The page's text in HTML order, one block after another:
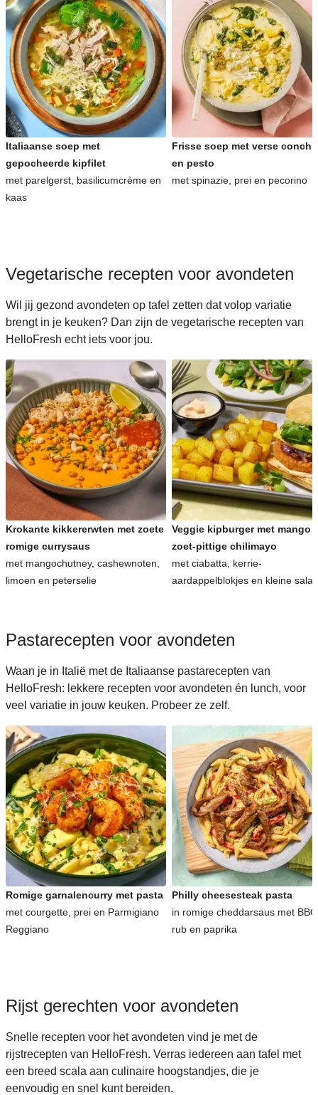
Italiaanse soep met
gepocheerde kipfilet
met parelgerst, basilicumcrème en
kaas
Frisse soep met verse
en pesto
met spinazie, prei en pecorino
Vegetarische recepten voor avondeten
Wil jij gezond avondeten op tafel zetten dat volop variatie
brengt in je keuken? Dan zijn de vegetarische recepten van
HelloFresh echt iets voor jou.
Krokante kikkererwten met zoete
romige currysaus
met mangochutney, cashewnoten,
limoen en peterselie
Veggie kipburger met mango
zoet-pittige chilimayo
met ciabatta, kerrie-
aardappelblokjes en kleine
Pastarecepten voor avondeten
Waan je in Italië met de Italiaanse pastarecepten van
HelloFresh: lekkere recepten voor avondeten én lunch, voor
veel variatie in jouw keuken. Probeer ze zelf.
Romige garnalencurry met pasta
met courgette, prei en Parmigiano
Reggiano
Philly cheesesteak pasta
in romige cheddarsaus met
rub en paprika
Rijst gerechten voor avondeten
Snelle recepten voor het avondeten vind je met de
rijstrecepten van HelloFresh. Verras iedereen aan tafel met
een breed scala aan culinaire hoogstandjes, die je
eenvoudig en snel kunt bereiden.